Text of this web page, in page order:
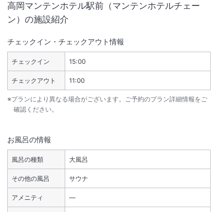
高岡マンテンホテル駅前（マンテンホテルチェー
ン） の施設紹介
チェックイン・チェックアウト情報
チェックイン 15:00
チェックアウト 11:00
※プランにより異なる場合がございます。ご予約のプラン詳細情報をご
確認ください。
お風呂の情報
風呂の種類 大風呂
その他の風呂 サウナ
アメニティ ―